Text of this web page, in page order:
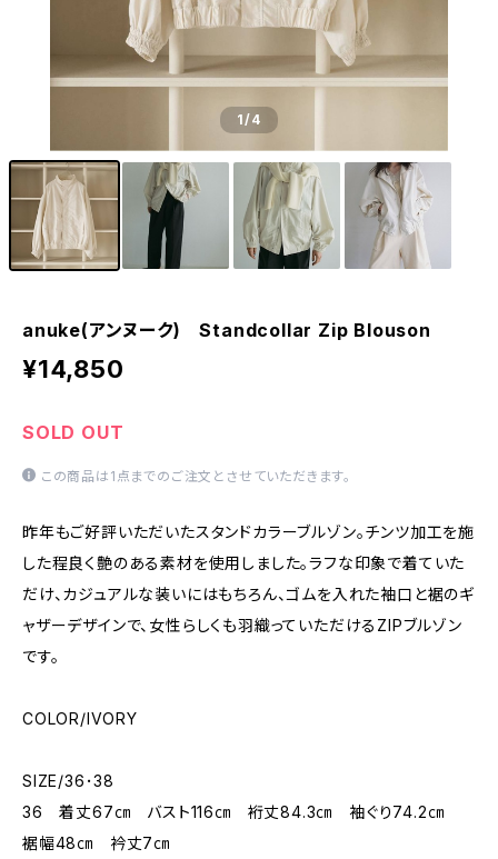
1/4
anuke(アンヌーク) Standcollar Zip Blouson
¥14,850
SOLD OUT
この商品は1点までのご注文とさせていただきます。
昨年もご好評いただいたスタンドカラーブルゾン。チンツ加工を施
した程良く艶のある素材を使用しました。ラフな印象で着ていた
だけ、カジュアルな装いにはもちろん、ゴムを入れた袖口と裾のギ
ャザーデザインで、女性らしくも羽織っていただけるZIPブルゾン
です。
COLOR/IVORY
SIZE/36･38
36 着丈67㎝ バスト116㎝ 裄丈84.3㎝ 袖ぐり74.2㎝
裾幅48㎝ 衿丈7㎝